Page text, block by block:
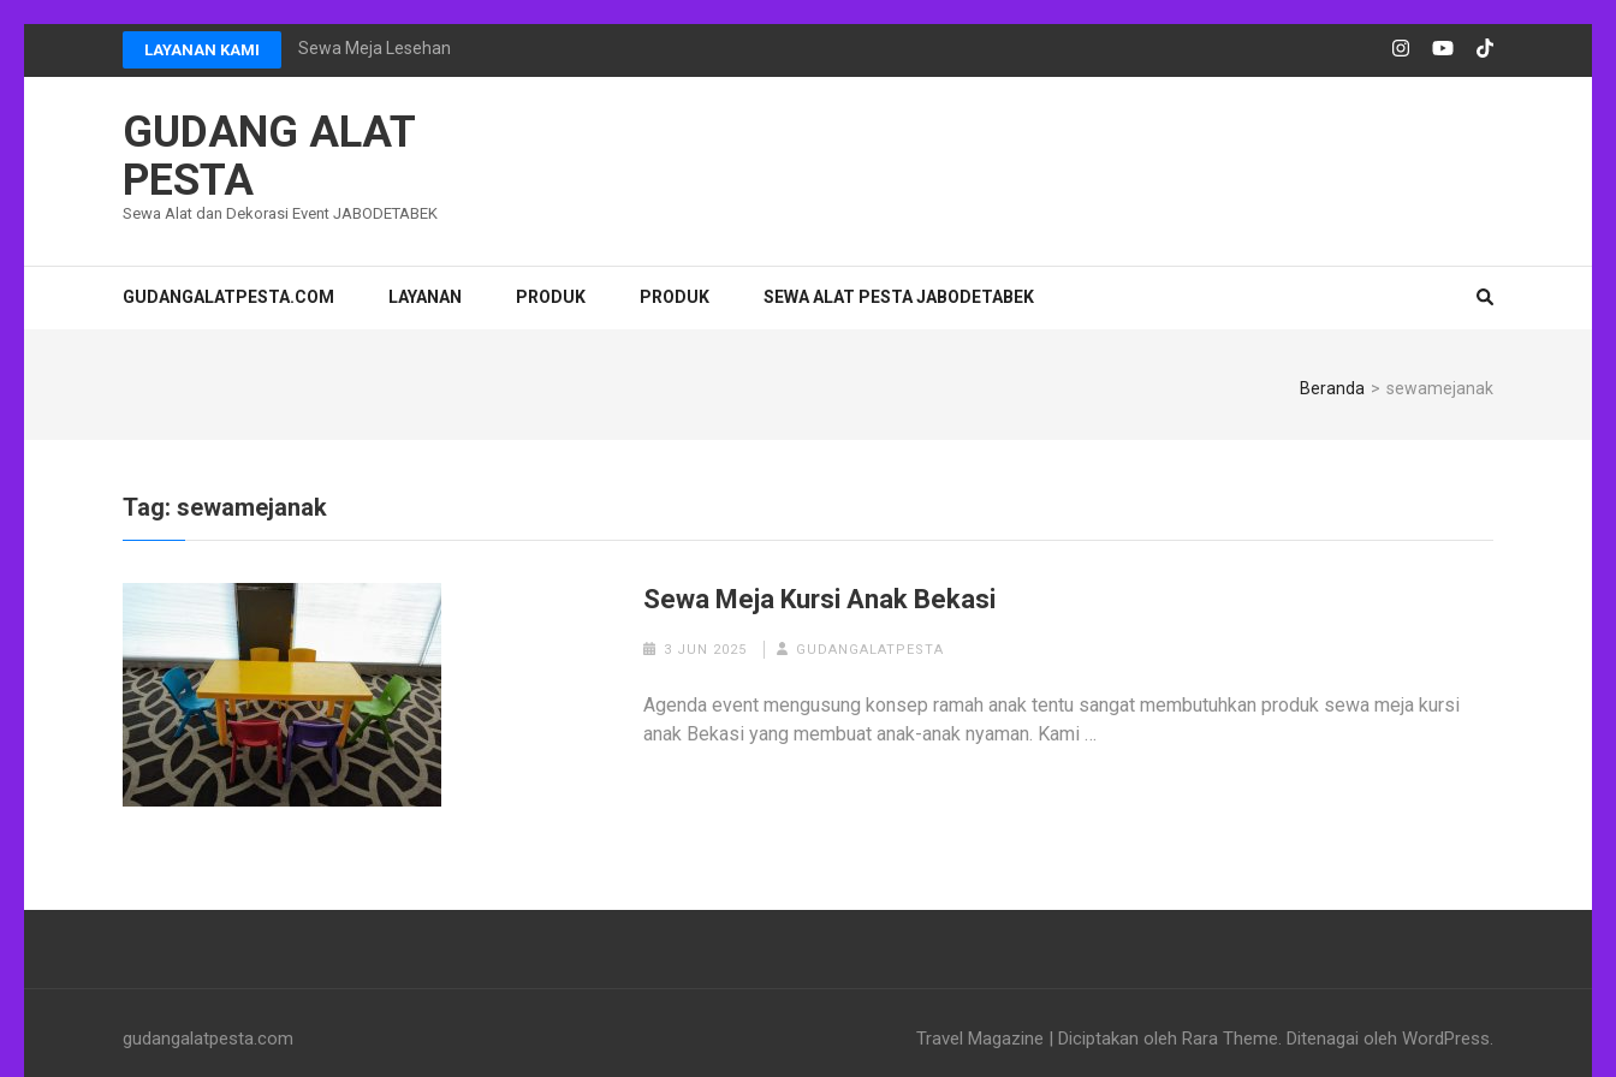
LAYANAN KAMI Sewa Meja Lesehan Event Ramadhan Jakarta
GUDANG ALAT
PESTA
Sewa Alat dan Dekorasi Event JABODETABEK
GUDANGALATPESTA.COM LAYANAN PRODUK PRODUK SEWA ALAT PESTA JABODETABEK
Beranda > sewamejanak
Tag: sewamejanak
Sewa Meja Kursi Anak Bekasi
3 JUN 2025 GUDANGALATPESTA
Agenda event mengusung konsep ramah anak tentu sangat membutuhkan produk sewa meja kursi
anak Bekasi yang membuat anak-anak nyaman. Kami …
gudangalatpesta.com Travel Magazine | Diciptakan oleh Rara Theme . Ditenagai oleh WordPress